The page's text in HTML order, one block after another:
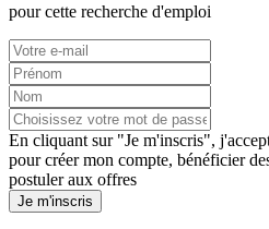
pour cette recherche d'emploi
En cliquant sur "Je m'inscris",
pour créer mon compte, bénéficier
postuler aux offres
Je m'inscris